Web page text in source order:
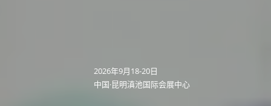
2026年9月18-20日
中国·昆明滇池国际会展中心